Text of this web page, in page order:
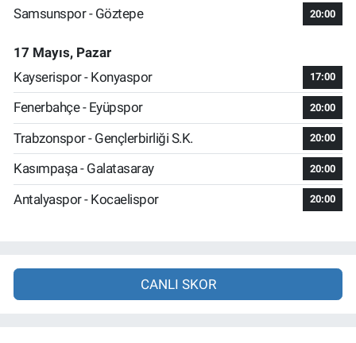
Samsunspor - Göztepe 20:00
17 Mayıs, Pazar
Kayserispor - Konyaspor
17:00
Fenerbahçe - Eyüpspor 20:00
Trabzonspor - Gençlerbirliği S.K. 20:00
Kasımpaşa - Galatasaray 20:00
Antalyaspor - Kocaelispor 20:00
CANLI SKOR